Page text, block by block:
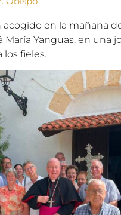
acogido en la mañana
María Yanguas, en una
los fieles.